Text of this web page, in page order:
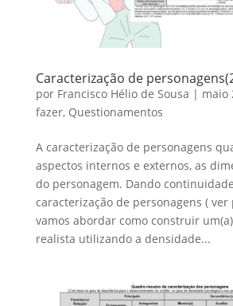
Caracterização de
por Francisco Hélio de Sousa | maio
fazer, Questionamentos
A caracterização de personagens
aspectos internos e externos, as
do personagem. Dando
caracterização de personagens (
vamos abordar como construir
realista utilizando a densidade...